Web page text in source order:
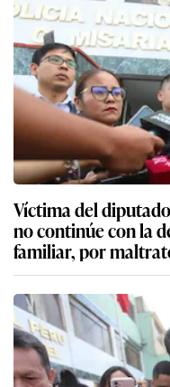
Víctima del
no continúe con la
familiar, por